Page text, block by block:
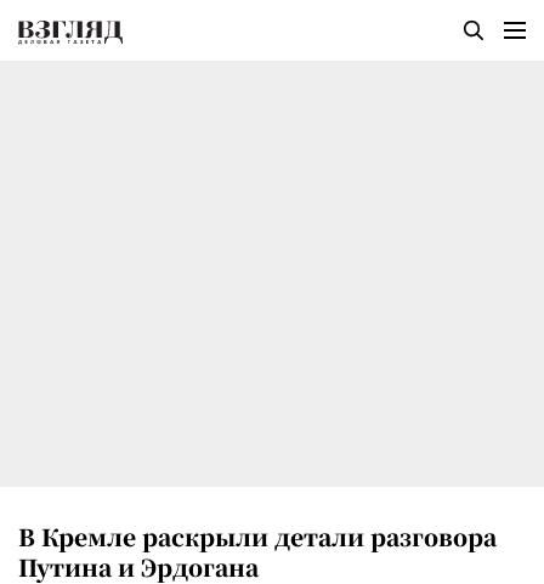
В Кремле раскрыли детали разговора
Путина и Эрдогана